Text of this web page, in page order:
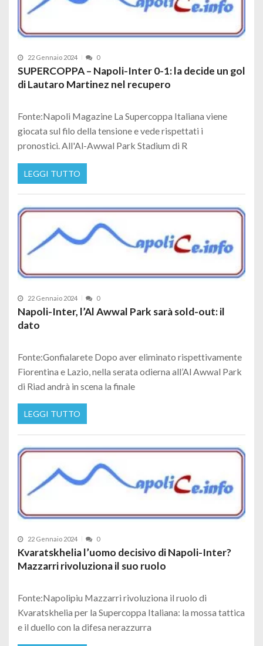
22 Gennaio 2024 0
SUPERCOPPA – Napoli-Inter 0-1: la decide un gol
di Lautaro Martinez nel recupero
Fonte:Napoli Magazine La Supercoppa Italiana viene
giocata sul filo della tensione e vede rispettati i
pronostici. All'Al-Awwal Park Stadium di R
LEGGI TUTTO
22 Gennaio 2024 0
Napoli-Inter, l’Al Awwal Park sarà sold-out: il
dato
Fonte:Gonfialarete Dopo aver eliminato rispettivamente
Fiorentina e Lazio, nella serata odierna all’Al Awwal Park
di Riad andrà in scena la finale
LEGGI TUTTO
22 Gennaio 2024 0
Kvaratskhelia l’uomo decisivo di Napoli-Inter?
Mazzarri rivoluziona il suo ruolo
Fonte:Napolipiu Mazzarri rivoluziona il ruolo di
Kvaratskhelia per la Supercoppa Italiana: la mossa tattica
e il duello con la difesa nerazzurra